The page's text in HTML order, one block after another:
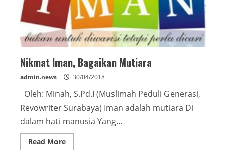
Nikmat Iman, Bagaikan Mutiara
admin.news 30/04/2018
Oleh: Minah, S.Pd.I (Muslimah Peduli Generasi,
Revowriter Surabaya) Iman adalah mutiara Di
dalam hati manusia Yang...
Read MoreRead
more